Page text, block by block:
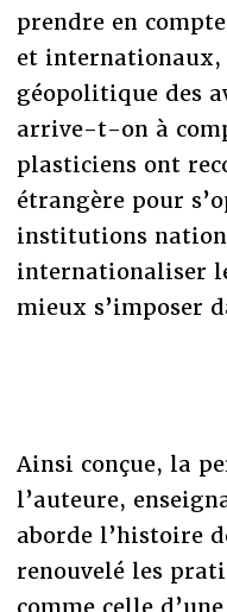
prendre en
et internationaux,
géopolitique des
arrive-t-on à
plasticiens ont
étrangère pour
institutions
internationaliser
mieux s’imposer
Ainsi conçue, la
l’auteure,
aborde l’histoire
renouvelé les
comme celle